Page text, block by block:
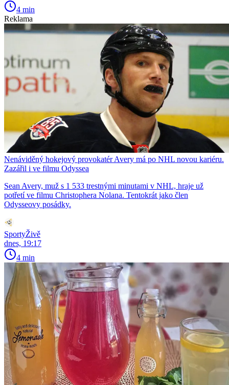
4 min
Reklama
Nenáviděný hokejový provokatér Avery má po NHL novou kariéru.
Zazářil i ve filmu Odyssea
Sean Avery, muž s 1 533 trestnými minutami v NHL, hraje už
potřetí ve filmu Christophera Nolana. Tentokrát jako člen
Odysseovy posádky.
SportyŽivě
dnes, 19:17
4 min